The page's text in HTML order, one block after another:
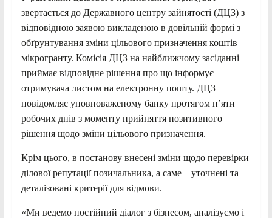
звертається до Державного центру зайнятості (ДЦЗ) з
відповідною заявою викладеною в довільній формі з
обґрунтування зміни цільового призначення коштів
мікрогранту. Комісія ДЦЗ на найближчому засіданні
приймає відповідне рішення про що інформує
отримувача листом на електронну пошту. ДЦЗ
повідомляє уповноваженому банку протягом п’яти
робочих днів з моменту прийняття позитивного
рішення щодо зміни цільового призначення.
Крім цього, в постанову внесені зміни щодо перевірки
ділової репутації позичальника, а саме – уточнені та
деталізовані критерії для відмови.
«Ми ведемо постійний діалог з бізнесом, аналізуємо і